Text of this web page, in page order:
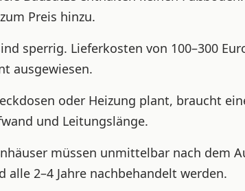
Preis hinzu.
sperrig. Lieferkosten von 100–300
ausgewiesen.
oder Heizung plant, braucht
und Leitungslänge.
müssen unmittelbar nach dem
alle 2–4 Jahre nachbehandelt werden.